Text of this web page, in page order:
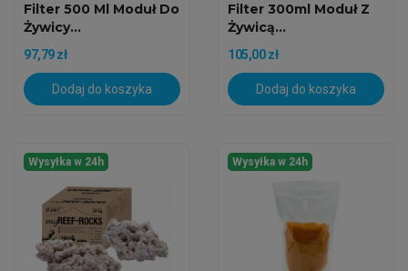
Filter 500 Ml Moduł Do
Żywicy...
97,79 zł
Dodaj do koszyka
Filter 300ml Moduł Z
Żywicą...
105,00 zł
Dodaj do koszyka
Wysyłka w 24h Wysyłka w 24h